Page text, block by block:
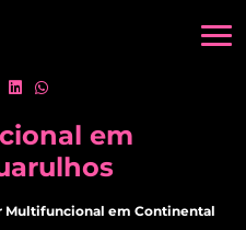
em
Multifuncional em Continental